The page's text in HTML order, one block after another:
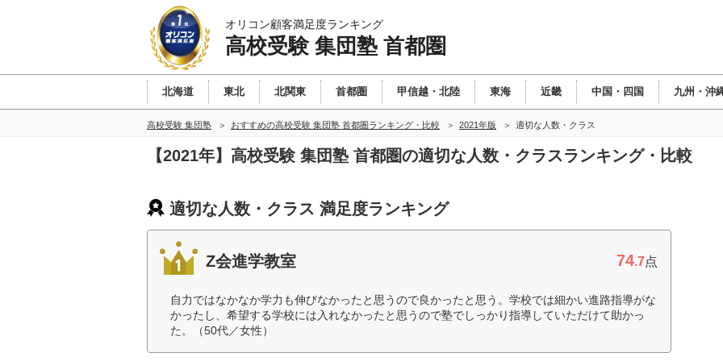
オリコン顧客満足度ランキング
高校受験 集団塾 首都圏
北海道 東北 北関東 首都圏 甲信越・北陸 東海 近畿 中国・四国 九州・沖
高校受験 集団塾 おすすめの高校受験 集団塾 首都圏ランキング・比較 2021年版 適切な人数・クラス
【2021年】高校受験 集団塾 首都圏の適切な人数・クラスランキング・比較
適切な人数・クラス 満足度ランキング
Z会進学教室 74.7点
自力ではなかなか学力も伸びなかったと思うので良かったと思う。学校では細かい進路指導がな
かったし、希望する学校には入れなかったと思うので塾でしっかり指導していただけて助かっ
た。（50代／女性）